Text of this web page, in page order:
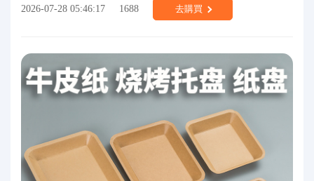
2026-07-28 05:46:17 1688 去購買